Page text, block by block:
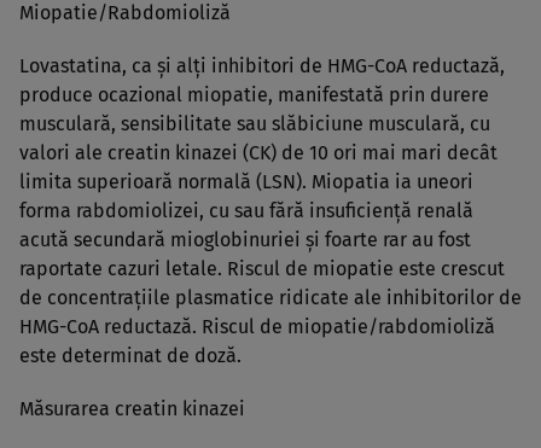
Miopatie/Rabdomioliză
Lovastatina, ca şi alţi inhibitori de HMG-CoA reductază,
produce ocazional miopatie, manifestată prin durere
musculară, sensibilitate sau slăbiciune musculară, cu
valori ale creatin kinazei (CK) de 10 ori mai mari decât
limita superioară normală (LSN). Miopatia ia uneori
forma rabdomiolizei, cu sau fără insuficienţă renală
acută secundară mioglobinuriei şi foarte rar au fost
raportate cazuri letale. Riscul de miopatie este crescut
de concentraţiile plasmatice ridicate ale inhibitorilor de
HMG-CoA reductază. Riscul de miopatie/rabdomioliză
este determinat de doză.
Măsurarea creatin kinazei